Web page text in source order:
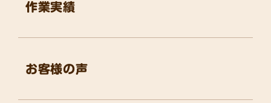
作業実績
お客様の声